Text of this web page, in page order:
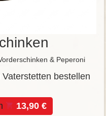
& Peperoni
bestellen
13,90 €